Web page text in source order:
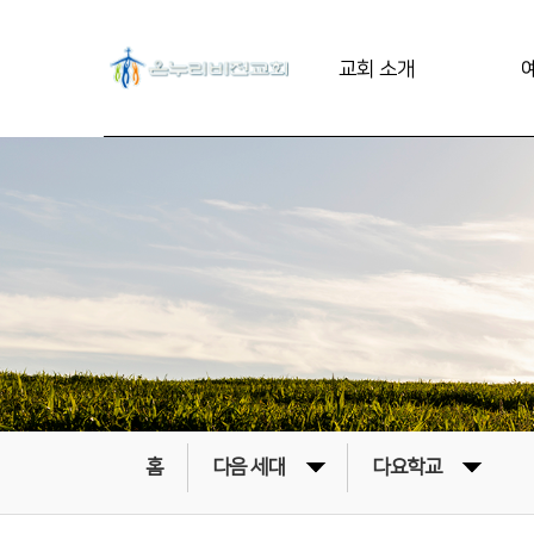
교회 소개
홈 다음 세대 다요학교